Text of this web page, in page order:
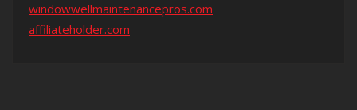
windowwellmaintenancepros.com
affiliateholder.com